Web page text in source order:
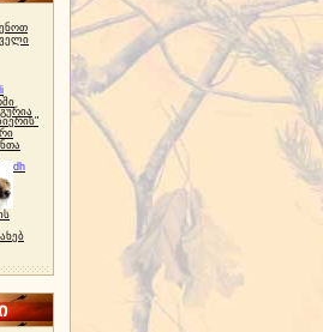
dh